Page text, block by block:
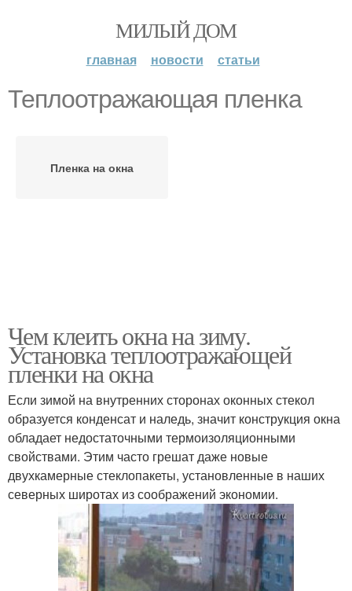
МИЛЫЙ ДОМ
главная новости статьи
Теплоотражающая пленка
Пленка на окна
Чем клеить окна на зиму.
Установка теплоотражающей
пленки на окна
Если зимой на внутренних сторонах оконных стекол
образуется конденсат и наледь, значит конструкция окна
обладает недостаточными термоизоляционными
свойствами. Этим часто грешат даже новые
двухкамерные стеклопакеты, установленные в наших
северных широтах из соображений экономии.